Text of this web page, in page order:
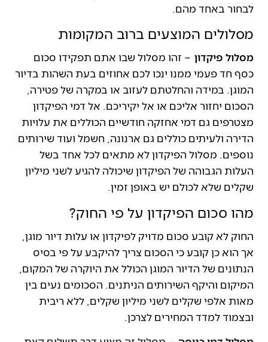
לבחור באחד מהם.
מסלולים המוצעים ברוב המקומות
מסלול פיקדון – זהו מסלול שבו אתם תפקידו סכום
כסף חד פעמי ממנו ינכו לכם אחוזים בעת השהות בדיור
המוגן. במידה והחלטתם לעזוב או במקרה של פטירה,
הסכום יחזור אליכם או אל יקיריכם. אל דמי הפיקדון
מצטרפים גם דמי אחזקה חודשיים הכוללים את עלויות
הדירה ולעיתים כוללים גם ארנונה, חשמל ועוד שירותים
נוספים. מסלול הפיקדון לא מתאים לכל אחד בשל
העלות הגבוהה של הפיקדון שיכולה להגיע לשני מיליון
שקלים שלא לכולם יש באופן זמין.
מהו סכום הפיקדון על פי החוק?
החוק לא קובע סכום מדויק לפיקדון או עלות דיור מוגן,
אך הוא כן קובע כי הסכום צריך להיקבע על פי בסיס
הנתונים של הדיור המוגן הכולל את היוקרה של המקום,
המיקום והיקף השירותים הניתנים. הסכומים נעים בין
מאות אלפי שקלים לשני מיליון שקלים, ללא ריבית
ובצמוד למדד המחירים לצרכן.